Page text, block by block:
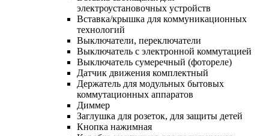
электроустановочных устройств
Вставка/крышка для коммуникационных
технологий
Выключатели, переключатели
Выключатель с электронной коммутацией
Выключатель сумеречный (фотореле)
Датчик движения комплектный
Держатель для модульных бытовых
коммутационных аппаратов
Диммер
Заглушка для розеток, для защиты детей
Кнопка нажимная